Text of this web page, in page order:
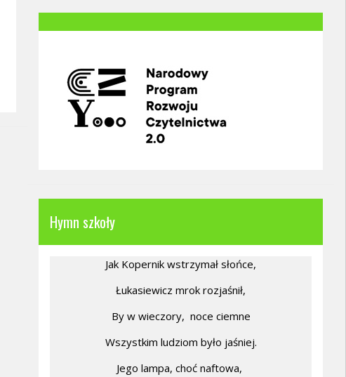
Hymn szkoły
Jak Kopernik wstrzymał słońce,
Łukasiewicz mrok rozjaśnił,
By w wieczory, noce ciemne
Wszystkim ludziom było jaśniej.
Jego lampa, choć naftowa,